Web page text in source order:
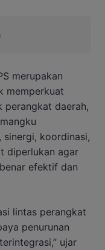
merupakan
memperkuat
perangkat daerah,
sinergi, koordinasi,
diperlukan agar
efektif dan
lintas perangkat
penurunan
ujar